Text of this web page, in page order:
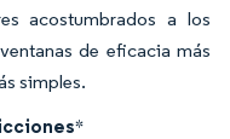
acostumbrados a los
de eficacia más
simples.
*